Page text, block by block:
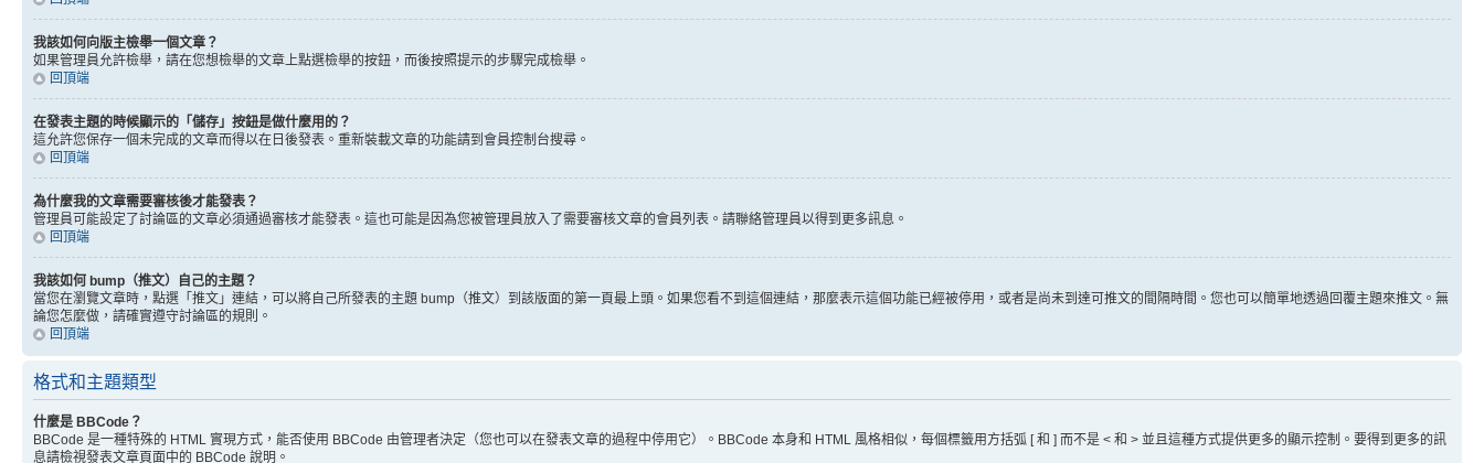
我該如何向版主檢舉一個文章？
如果管理員允許檢舉，請在您想檢舉的文章上點選檢舉的按鈕，而後按照提示的步驟完成檢舉。
回頂端
在發表主題的時候顯示的「儲存」按鈕是做什麼用的？
這允許您保存一個未完成的文章而得以在日後發表。重新裝載文章的功能請到會員控制台搜尋。
回頂端
為什麼我的文章需要審核後才能發表？
管理員可能設定了討論區的文章必須通過審核才能發表。這也可能是因為您被管理員放入了需要審核文章的會員列表。請聯絡管理員以得到更多訊息。
回頂端
我該如何 bump（推文）自己的主題？
當您在瀏覽文章時，點選「推文」連結，可以將自己所發表的主題 bump（推文）到該版面的第一頁最上頭。如果您看不到這個連結，那麼表示這個功能已經被停用，或者是尚未到達可推文的間隔時間。您也可以簡單地透過回覆主題來推文。無
論您怎麼做，請確實遵守討論區的規則。
回頂端
格式和主題類型
什麼是 BBCode？
BBCode 是一種特殊的 HTML 實現方式，能否使用 BBCode 由管理者決定（您也可以在發表文章的過程中停用它）。BBCode 本身和 HTML 風格相似，每個標籤用方括弧 [ 和 ] 而不是 < 和 > 並且這種方式提供更多的顯示控制。要得到更多的訊
息請檢視發表文章頁面中的 BBCode 說明。